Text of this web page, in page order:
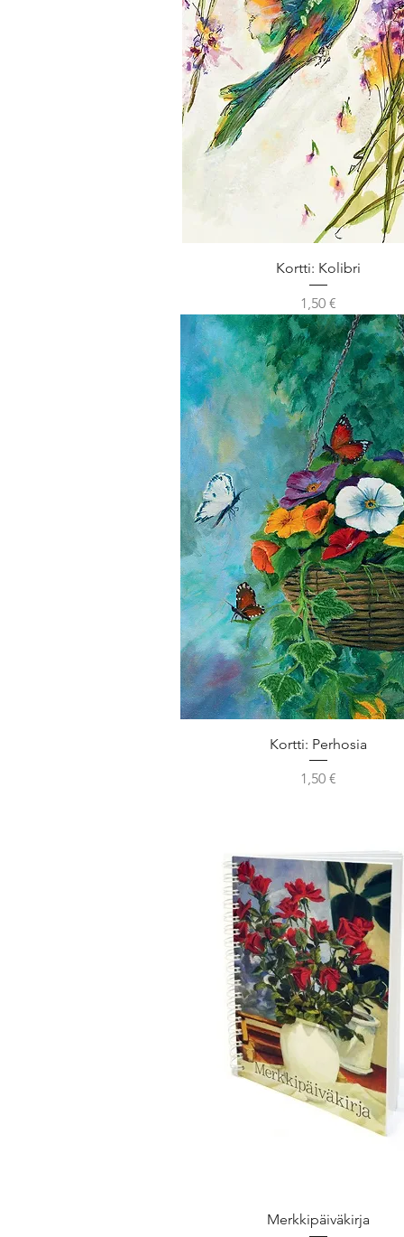
Kortti: Kolibri
Hinta
1,50 €
Kortti: Perhosia
Hinta
1,50 €
Merkkipäiväkirja